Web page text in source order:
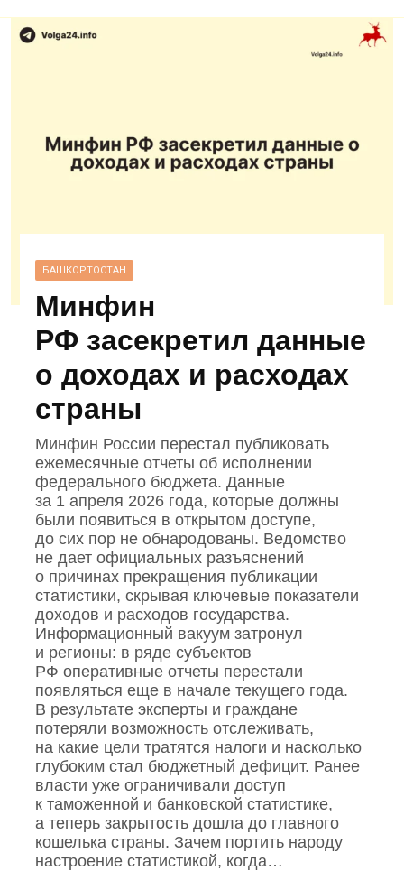
БАШКОРТОСТАН
Минфин
РФ засекретил данные
о доходах и расходах
страны
Минфин России перестал публиковать
ежемесячные отчеты об исполнении
федерального бюджета. Данные
за 1 апреля 2026 года, которые должны
были появиться в открытом доступе,
до сих пор не обнародованы. Ведомство
не дает официальных разъяснений
о причинах прекращения публикации
статистики, скрывая ключевые показатели
доходов и расходов государства.
Информационный вакуум затронул
и регионы: в ряде субъектов
РФ оперативные отчеты перестали
появляться еще в начале текущего года.
В результате эксперты и граждане
потеряли возможность отслеживать,
на какие цели тратятся налоги и насколько
глубоким стал бюджетный дефицит. Ранее
власти уже ограничивали доступ
к таможенной и банковской статистике,
а теперь закрытость дошла до главного
кошелька страны. Зачем портить народу
настроение статистикой, когда…